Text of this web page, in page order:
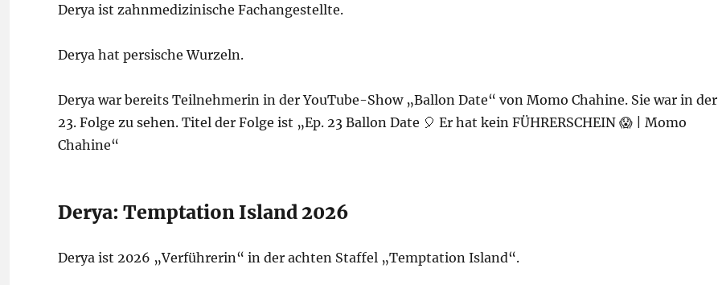
Derya ist zahnmedizinische Fachangestellte.
Derya hat persische Wurzeln.
Derya war bereits Teilnehmerin in der YouTube-Show „Ballon Date“ von Momo Chahine. Sie war in der
23. Folge zu sehen. Titel der Folge ist „Ep. 23 Ballon Date 🎈 Er hat kein FÜHRERSCHEIN 😱 | Momo
Chahine“
Derya: Temptation Island 2026
Derya ist 2026 „Verführerin“ in der achten Staffel „Temptation Island“.